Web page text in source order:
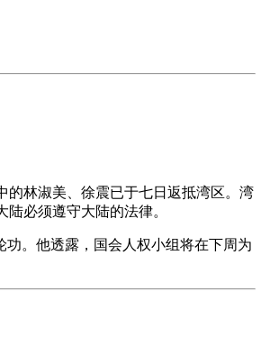
的林淑美、徐震已于七日返抵湾区。湾
必须遵守大陆的法律。
。他透露，国会人权小组将在下周为